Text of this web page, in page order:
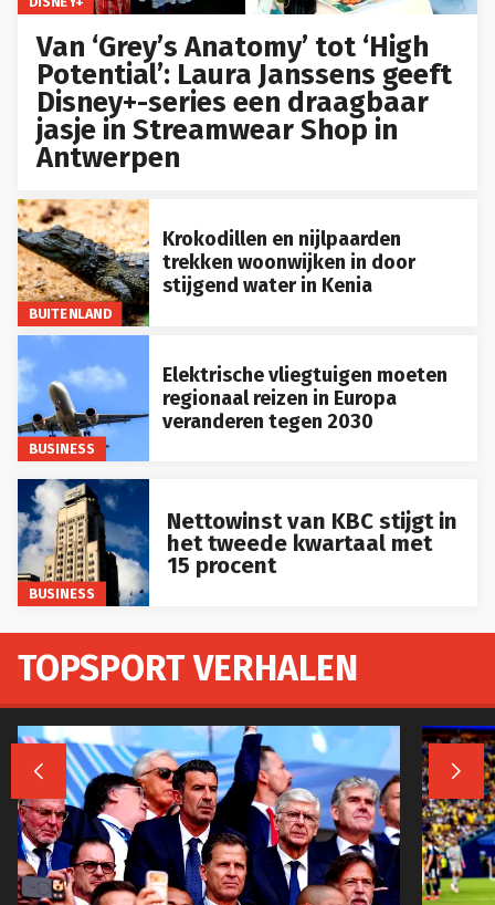
Van ‘Grey’s Anatomy’ tot ‘High
Potential’: Laura Janssens geeft
Disney+-series een draagbaar
jasje in Streamwear Shop in
Antwerpen
BUITENLAND
Krokodillen en nijlpaarden
trekken woonwijken in door
stijgend water in Kenia
BUSINESS
Elektrische vliegtuigen moeten
regionaal reizen in Europa
veranderen tegen 2030
BUSINESS
Nettowinst van KBC stijgt in
het tweede kwartaal met
15 procent
TOPSPORT VERHALEN
 